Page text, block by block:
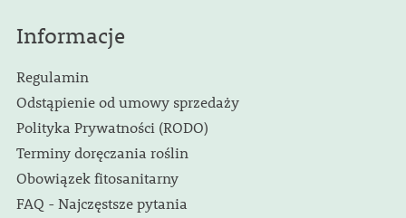
Informacje
Regulamin
Odstąpienie od umowy sprzedaży
Polityka Prywatności (RODO)
Terminy doręczania roślin
Obowiązek fitosanitarny
FAQ - Najczęstsze pytania